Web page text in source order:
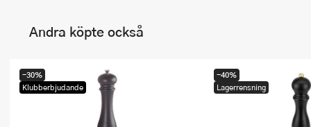
Andra köpte också
-30%
Klubberbjudande
-40%
Lagerrensning